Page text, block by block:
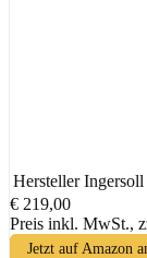
Hersteller Ingersoll
€ 219,00
Preis inkl. MwSt.,
Jetzt auf Amazon